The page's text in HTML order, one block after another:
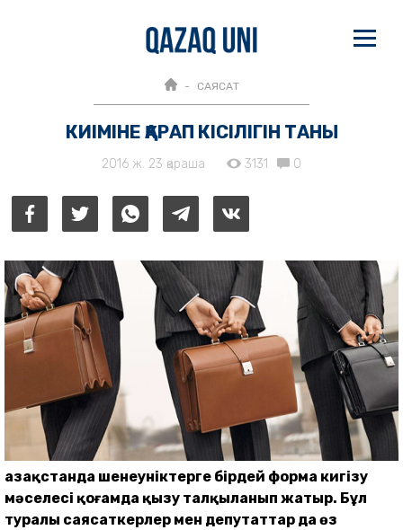
САЯСАТ
КИІМІНЕ ҚАРАП КІСІЛІГІН ТАНЫ
2016 ж. 23 қараша 3131 0
Қазақстанда шенеуніктерге бірдей форма кигізу
мәселесі қоғамда қызу талқыланып жатыр. Бұл
туралы саясаткерлер мен депутаттар да өз